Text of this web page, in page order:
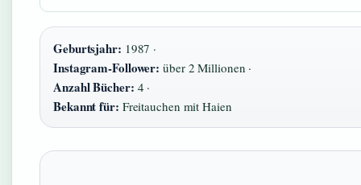
Geburtsjahr: 1987 ·
Instagram-Follower: über 2 Millionen ·
Anzahl Bücher: 4 ·
Bekannt für: Freitauchen mit Haien